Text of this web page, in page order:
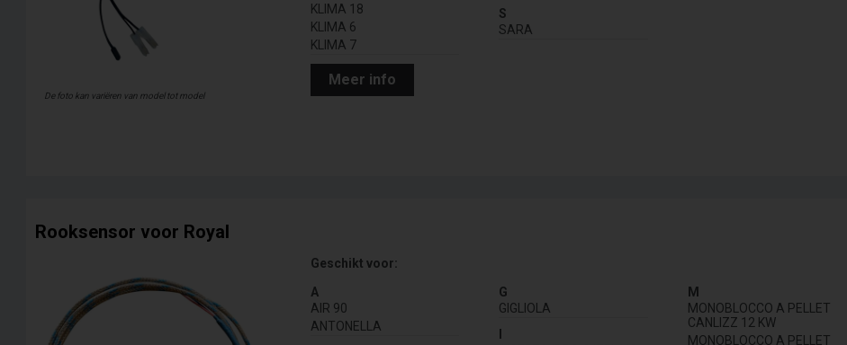
De foto kan variëren van model tot model
KLIMA 18
KLIMA 6
KLIMA 7
S
SARA
Meer info
Rooksensor voor Royal
Geschikt voor:
A
AIR 90
ANTONELLA
G
GIGLIOLA
M
MONOBLOCCO A PELLET
CANLIZZ 12 KW
MONOBLOCCO A PELLET